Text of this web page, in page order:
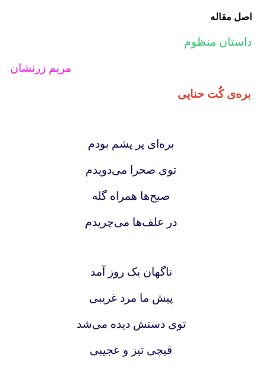
اصل مقاله
داستان منظوم
مریم زرنشان
بره‌ی کُت حنایی
بره‌ای پر پشم بودم
توی صحرا می‌دویدم
صبح‌ها همراه گله
در علف‌ها می‌چریدم
ناگهان یک روز آمد
پیش ما مرد غریبی
توی دستش دیده می‌شد
قیچی تیز و عجیبی